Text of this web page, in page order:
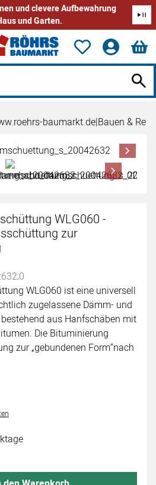
und clevere Aufbewahrung
und Garten.
baumarkt.de|Bauen &
WLG060 -
zur
WLG060 ist eine universell
zugelassene Dämm- und
aus Hanfschäben mit
Die Bituminierung
zur „gebundenen Form“nach